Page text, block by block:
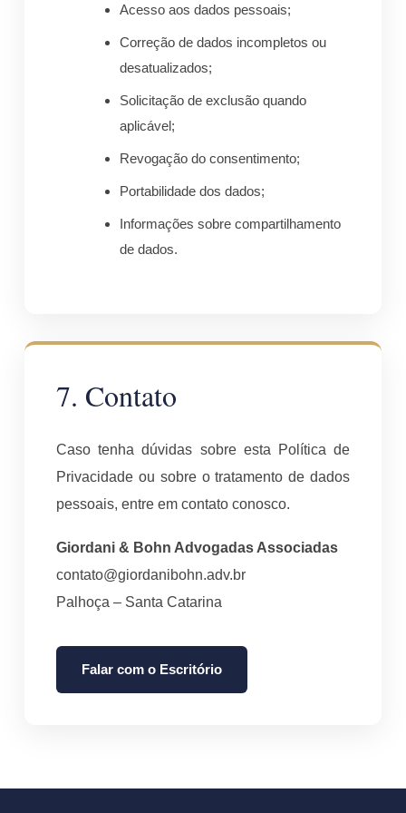
Acesso aos dados pessoais;
Correção de dados incompletos ou
desatualizados;
Solicitação de exclusão quando
aplicável;
Revogação do consentimento;
Portabilidade dos dados;
Informações sobre compartilhamento
de dados.
7. Contato
Caso tenha dúvidas sobre esta Política de
Privacidade ou sobre o tratamento de dados
pessoais, entre em contato conosco.
Giordani & Bohn Advogadas Associadas
contato@giordanibohn.adv.br
Palhoça – Santa Catarina
Falar com o Escritório